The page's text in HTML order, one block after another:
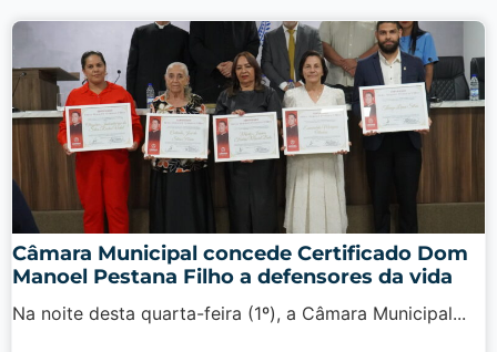
Câmara Municipal concede Certificado Dom
Manoel Pestana Filho a defensores da vida
Na noite desta quarta-feira (1º), a Câmara Municipal...